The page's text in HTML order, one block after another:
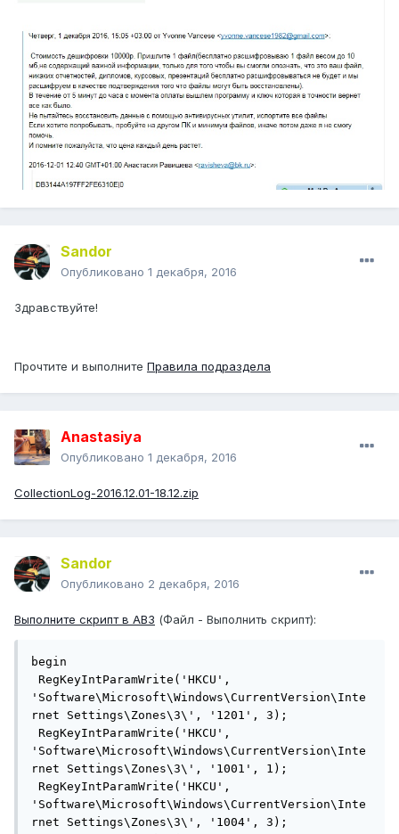
Sandor
Опубликовано 1 декабря, 2016
Здравствуйте!
Прочтите и выполните Правила подраздела
Anastasiya
Опубликовано 1 декабря, 2016
CollectionLog-2016.12.01-18.12.zip
Sandor
Опубликовано 2 декабря, 2016
Выполните скрипт в АВЗ (Файл - Выполнить скрипт):
begin
'Software\Microsoft\Windows\CurrentVersion\Inte
rnet Settings\Zones\3\', '1201', 3);
'Software\Microsoft\Windows\CurrentVersion\Inte
rnet Settings\Zones\3\', '1001', 1);
'Software\Microsoft\Windows\CurrentVersion\Inte
rnet Settings\Zones\3\', '1004', 3);